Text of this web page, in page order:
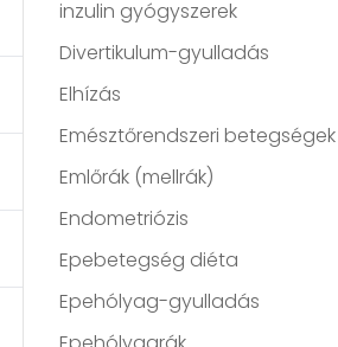
inzulin gyógyszerek
Divertikulum-gyulladás
Elhízás
Emésztőrendszeri betegségek
Emlőrák (mellrák)
Endometriózis
Epebetegség diéta
Epehólyag-gyulladás